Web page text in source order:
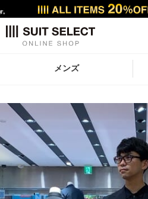
メンズ